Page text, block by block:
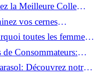
la Meilleure Colle
vos cernes
toutes les femmes
Consommateurs:
de teint pour votre
Découvrez notre